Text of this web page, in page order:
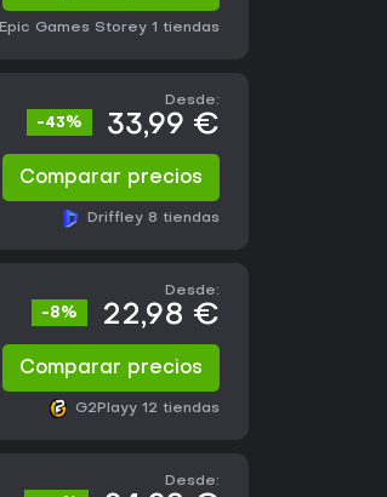
Epic Games Storey 1 tiendas
-43%
Desde:
33,99 €
Comparar precios
Driffley 8 tiendas
-8%
Desde:
22,98 €
Comparar precios
G2Playy 12 tiendas
Desde: